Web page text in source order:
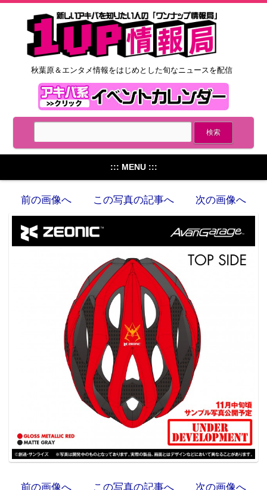
秋葉原＆エンタメ情報をはじめとした旬なニュースを配信
::: MENU :::
前の画像へ この写真の記事へ 次の画像へ
前の画像へ この写真の記事へ 次の画像へ